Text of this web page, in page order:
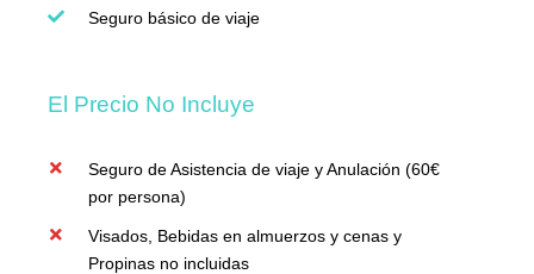
Seguro básico de viaje
El Precio No Incluye
Seguro de Asistencia de viaje y Anulación (60€
por persona)
Visados, Bebidas en almuerzos y cenas y
Propinas no incluidas